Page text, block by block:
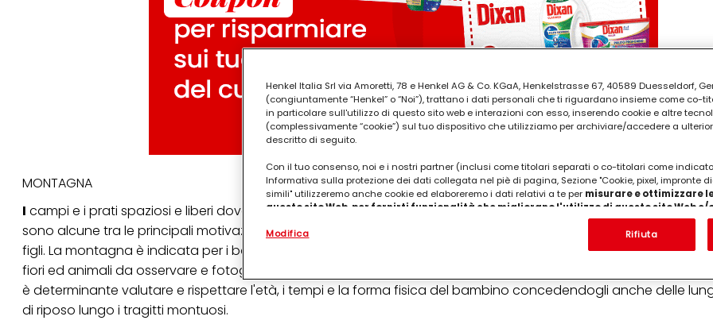
MONTAGNA
I campi e i prati spaziosi e liberi dove poter giocare liberamente, poca gente e pochissime auto, aria e acqua
sono alcune tra le principali motivazioni che portano molti genitori a frequentare la montagna d'estate
figli. La montagna è indicata per i bambini iperattivi ed ansiosi che troveranno stimolo nelle lunghe camminate
fiori ed animali da osservare e fotografare ma anche calma e silenzio. Prima di cimentarsi in lunghe
è determinante valutare e rispettare l'età, i tempi e la forma fisica del bambino concedendogli anche delle
di riposo lungo i tragitti montuosi.
Henkel Italia Srl via Amoretti, 78 e Henkel AG & Co. KGaA, Henkelstrasse 67, 40589 Duesseldorf,
(congiuntamente “Henkel” o “Noi”), trattano i dati personali che ti riguardano insieme come co-
in particolare sull'utilizzo di questo sito web e interazioni con esso, inserendo cookie e altre
(complessivamente “cookie”) sul tuo dispositivo che utilizziamo per archiviare/accedere a
descritto di seguito.
Con il tuo consenso, noi e i nostri partner (inclusi come titolari separati o co-titolari come
Informativa sulla protezione dei dati collegata nel piè di pagina, Sezione "Cookie, pixel, impronte
simili" utilizzeremo anche cookie ed elaboreremo i dati relativi a te per misurare e ottimizzare
questo sito Web, per fornirti funzionalità che migliorano l'utilizzo di questo sito Web e/
. Analizzeremo il tuo utilizzo di questo sito Web e le tue interazioni commerciali
(rispettivamente dell'azienda per cui lavori) per) e su tale base tracciare i tuoi acquisti dei nostri
terzi, conservare le nostre informazioni sulle entità commerciali e creare profili individuali su di te
identificati) su questo sito web e altri media (di terzi) tramite i dispositivi assegnati a te o alla tua
misurare e ottimizzare il successo delle campagne pubblicitarie.
Modifica Rifiuta